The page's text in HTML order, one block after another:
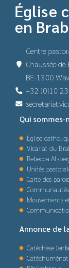
Église
en
Centre
Chaussée
BE-1300
+32 (0)10
Qui sommes-
Église
Vicariat du
Rebecca
Unités
Carte des
Mouvements
Annonce de
Catéchèse